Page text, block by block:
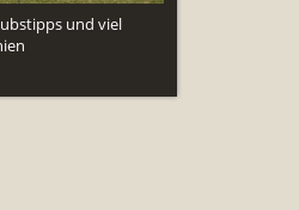
und viel